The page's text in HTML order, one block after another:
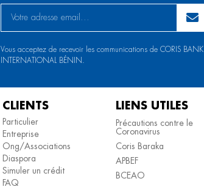
Vous acceptez de recevoir les communications de CORIS BANK
INTERNATIONAL BÉNIN.
CLIENTS
Particulier
Entreprise
Ong/Associations
Diaspora
Simuler un crédit
FAQ
LIENS UTILES
Précautions contre le
Coronavirus
Coris Baraka
APBEF
BCEAO